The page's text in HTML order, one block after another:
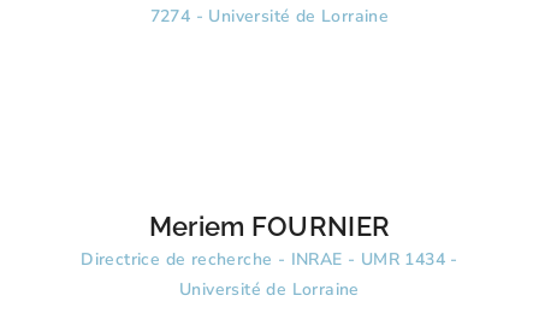
7274 - Université de Lorraine
Meriem FOURNIER
Directrice de recherche - INRAE - UMR 1434 -
Université de Lorraine